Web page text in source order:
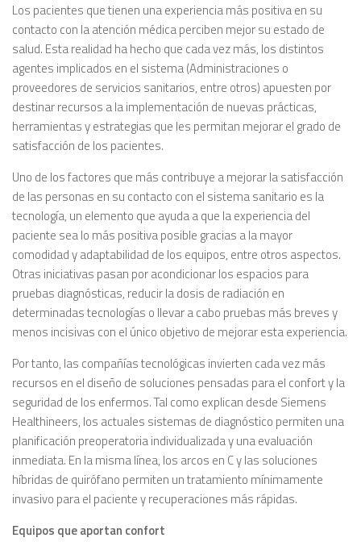
Los pacientes que tienen una experiencia más positiva en su
contacto con la atención médica perciben mejor su estado de
salud. Esta realidad ha hecho que cada vez más, los distintos
agentes implicados en el sistema (Administraciones o
proveedores de servicios sanitarios, entre otros) apuesten por
destinar recursos a la implementación de nuevas prácticas,
herramientas y estrategias que les permitan mejorar el grado de
satisfacción de los pacientes.
Uno de los factores que más contribuye a mejorar la satisfacción
de las personas en su contacto con el sistema sanitario es la
tecnología, un elemento que ayuda a que la experiencia del
paciente sea lo más positiva posible gracias a la mayor
comodidad y adaptabilidad de los equipos, entre otros aspectos.
Otras iniciativas pasan por acondicionar los espacios para
pruebas diagnósticas, reducir la dosis de radiación en
determinadas tecnologías o llevar a cabo pruebas más breves y
menos incisivas con el único objetivo de mejorar esta experiencia.
Por tanto, las compañías tecnológicas invierten cada vez más
recursos en el diseño de soluciones pensadas para el confort y la
seguridad de los enfermos. Tal como explican desde Siemens
Healthineers, los actuales sistemas de diagnóstico permiten una
planificación preoperatoria individualizada y una evaluación
inmediata. En la misma línea, los arcos en C y las soluciones
híbridas de quirófano permiten un tratamiento mínimamente
invasivo para el paciente y recuperaciones más rápidas.
Equipos que aportan confort